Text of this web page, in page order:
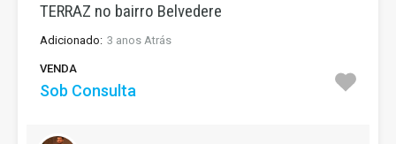
TERRAZ no bairro Belvedere
Adicionado: 3 anos Atrás
VENDA
Sob Consulta